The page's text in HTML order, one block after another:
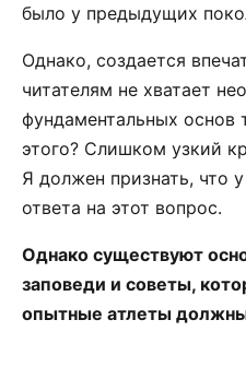
было у предыдущих
Однако, создается
читателям не хватает
фундаментальных основ
этого? Слишком узкий
Я должен признать, что
ответа на этот вопрос.
Однако существуют
заповеди и советы,
опытные атлеты